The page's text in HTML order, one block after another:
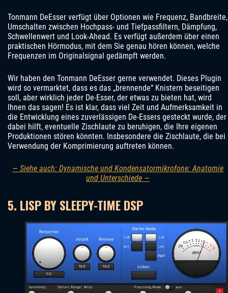
Tonmann DeEsser verfügt über Optionen wie Frequenz, Bandbreite,
Umschalten zwischen Hochpass- und Tiefpassfiltern, Dämpfung,
Schwellenwert und Look-Ahead. Es verfügt außerdem über einen
praktischen Hörmodus, mit dem Sie genau hören können, welche
Frequenzen im Originalsignal gedämpft werden.
Wir haben den Tonmann DeEsser gerne verwendet. Dieses Plugin
wird so vermarktet, dass es das „brennende“ Knistern beseitigen
soll, aber wirklich jeder De-Esser, der etwas zu bieten hat, wird
Ihnen das sagen! Es ist klar, dass viel Zeit und Aufmerksamkeit in
die Entwicklung eines zuverlässigen De-Essers gesteckt wurde, der
dabei hilft, eventuelle Zischlaute zu beruhigen, die Ihre eigenen
Produktionen stören könnten. Insbesondere die Zischlaute, die bei
Verwendung der Komprimierung auftreten können.
— Siehe auch: Dynamische und Kondensatormikrofone: Anatomie
und Unterschiede —
5. LISP BY SLEEPY-TIME DSP